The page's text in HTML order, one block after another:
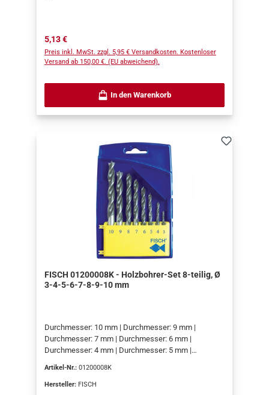
Regulärer Preis:
5,13 €
Preis inkl. MwSt. zzgl. 5,95 € Versandkosten. Kostenloser
Versand ab 150,00 €. (EU abweichend).
In den Warenkorb
FISCH 01200008K - Holzbohrer-Set 8-teilig, Ø
3-4-5-6-7-8-9-10 mm
Durchmesser: 10 mm | Durchmesser: 9 mm |
Durchmesser: 7 mm | Durchmesser: 6 mm |
Durchmesser: 4 mm | Durchmesser: 5 mm |
Artikel-Nr.: 01200008K
Hersteller: FISCH